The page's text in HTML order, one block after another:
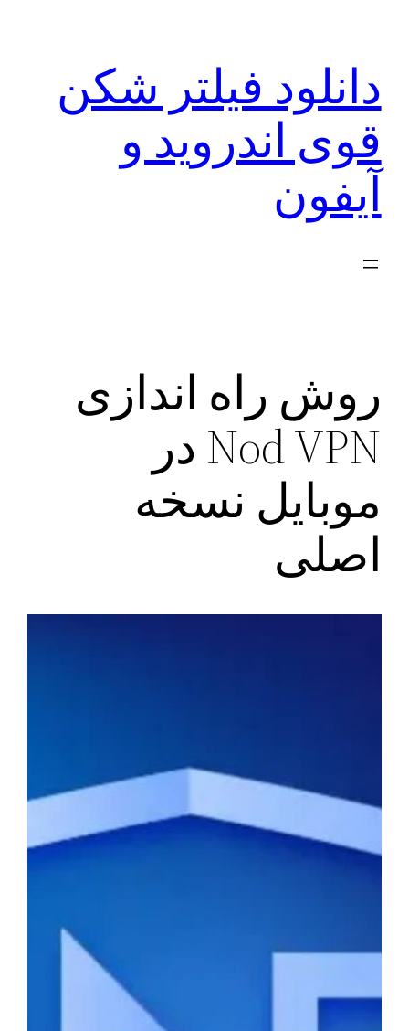
دانلود فیلتر شکن
قوی اندروید و
آیفون
روش راه اندازی
Nod VPN در
موبایل نسخه
اصلی